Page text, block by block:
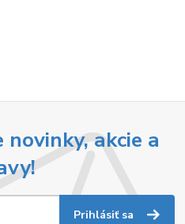
akcie a
Prihlásiť sa